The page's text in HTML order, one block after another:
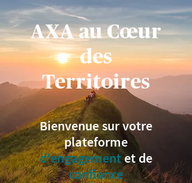
AXA au Cœur
des
Territoires
Bienvenue sur votre
plateforme
d'engagementet de
confiance